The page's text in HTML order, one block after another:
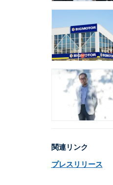
関連リンク
プレスリリース